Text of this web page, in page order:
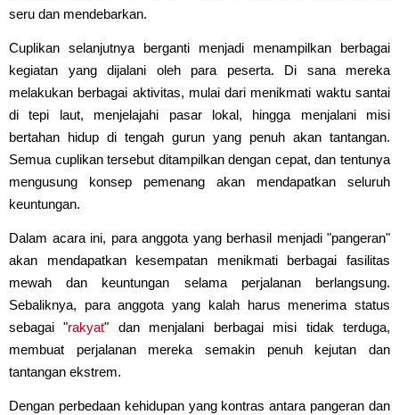
seru dan mendebarkan.
Cuplikan selanjutnya berganti menjadi menampilkan berbagai
kegiatan yang dijalani oleh para peserta. Di sana mereka
melakukan berbagai aktivitas, mulai dari menikmati waktu santai
di tepi laut, menjelajahi pasar lokal, hingga menjalani misi
bertahan hidup di tengah gurun yang penuh akan tantangan.
Semua cuplikan tersebut ditampilkan dengan cepat, dan tentunya
mengusung konsep pemenang akan mendapatkan seluruh
keuntungan.
Dalam acara ini, para anggota yang berhasil menjadi "pangeran"
akan mendapatkan kesempatan menikmati berbagai fasilitas
mewah dan keuntungan selama perjalanan berlangsung.
Sebaliknya, para anggota yang kalah harus menerima status
sebagai "rakyat" dan menjalani berbagai misi tidak terduga,
membuat perjalanan mereka semakin penuh kejutan dan
tantangan ekstrem.
Dengan perbedaan kehidupan yang kontras antara pangeran dan